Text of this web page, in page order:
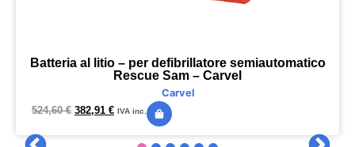
Batteria al litio – per defibrillatore semiautomatico
Rescue Sam – Carvel
Carvel
524,60€ 382,91 € IVA inc.